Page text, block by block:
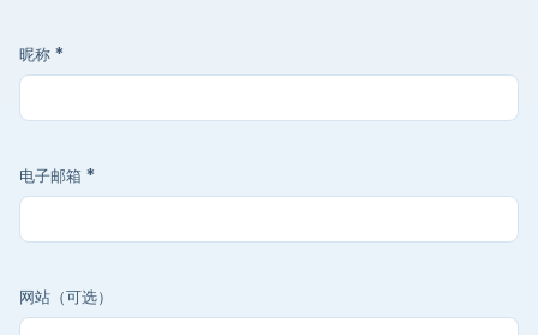
昵称 *
电子邮箱 *
网站（可选）